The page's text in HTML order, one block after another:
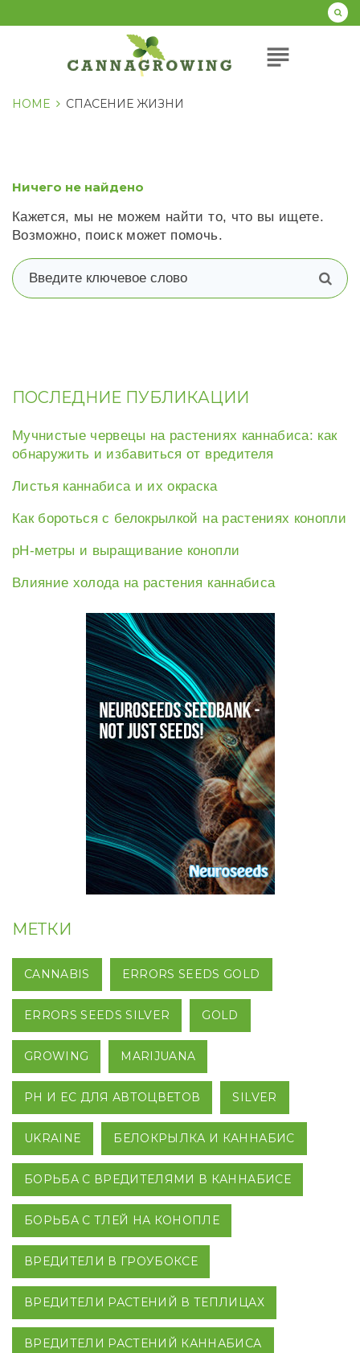
к
subject
HOME СПАСЕНИЕ ЖИЗНИ
Ничего не найдено
Кажется, мы не можем найти то, что вы ищете.
Возможно, поиск может помочь.
ПОСЛЕДНИЕ ПУБЛИКАЦИИ
Мучнистые червецы на растениях каннабиса: как
обнаружить и избавиться от вредителя
Листья каннабиса и их окраска
Как бороться с белокрылкой на растениях конопли
рН-метры и выращивание конопли
Влияние холода на растения каннабиса
МЕТКИ
CANNABIS ERRORS SEEDS GOLD
ERRORS SEEDS SILVER GOLD
GROWING MARIJUANA
PH И EC ДЛЯ АВТОЦВЕТОВ SILVER
UKRAINE БЕЛОКРЫЛКА И КАННАБИС
БОРЬБА С ВРЕДИТЕЛЯМИ В КАННАБИСЕ
БОРЬБА С ТЛЕЙ НА КОНОПЛЕ
ВРЕДИТЕЛИ В ГРОУБОКСЕ
ВРЕДИТЕЛИ РАСТЕНИЙ В ТЕПЛИЦАХ
ВРЕДИТЕЛИ РАСТЕНИЙ КАННАБИСА